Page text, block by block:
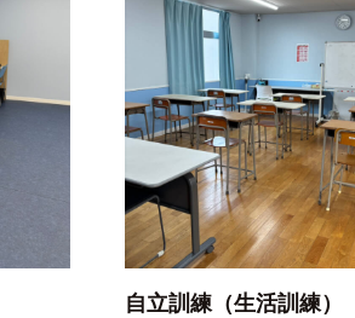
自立訓練（生活訓練）